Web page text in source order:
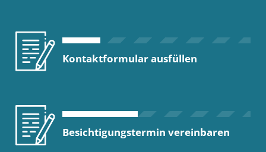
Kontaktformular ausfüllen
Besichtigungstermin vereinbaren